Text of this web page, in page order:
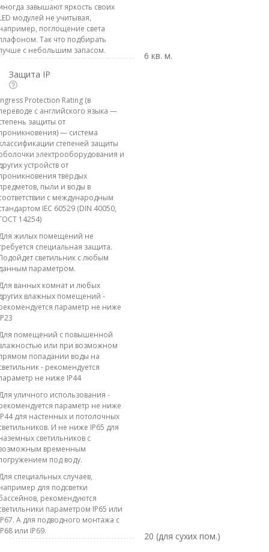
завышают яркость своих
модулей не учитывая,
поглощение света
Так что подбирать
с небольшим запасом.
6 кв. м.
Защита IP
Protection Rating (в
с английского языка —
защиты от
— система
степеней защиты
электрооборудования и
устройств от
твёрдых
пыли и воды в
с международным
IEC 60529 (DIN 40050,
14254)
жилых помещений не
специальная защита.
светильник с любым
параметром.
ванных комнат и любых
влажных помещений -
параметр не ниже
помещений с повышенной
или при возможном
попадании воды на
- рекомендуется
не ниже IP44
уличного использования -
параметр не ниже
для настенных и потолочных
И не ниже IP65 для
светильников с
временным
под воду.
специальных случаев,
для подсветки
рекомендуются
параметром IP65 или
А для подводного монтажа с
или IP69.
20 (для сухих пом.)